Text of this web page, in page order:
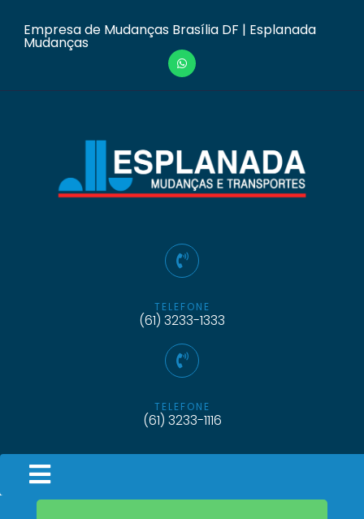
Empresa de Mudanças Brasília DF | Esplanada
Mudanças
TELEFONE
(61) 3233-1333
TELEFONE
(61) 3233-1116